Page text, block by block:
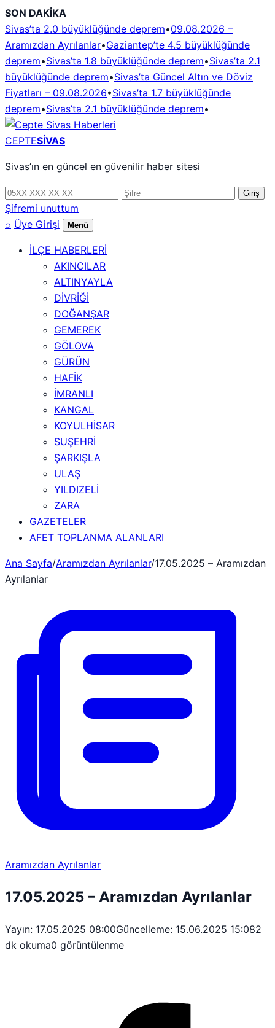
İçeriğe
geç
SON DAKİKA
Sivas’ta 2.0 büyüklüğünde deprem•09.08.2026 –
Aramızdan Ayrılanlar•Gaziantep’te 4.5 büyüklüğünde
deprem•Sivas’ta 1.8 büyüklüğünde deprem•Sivas’ta 2.1
büyüklüğünde deprem•Sivas’ta Güncel Altın ve Döviz
Fiyatları – 09.08.2026•Sivas’ta 1.7 büyüklüğünde
deprem•Sivas’ta 2.1 büyüklüğünde deprem•
CEPTESİVAS
Sivas’ın en güncel en güvenilir haber sitesi
Telefon
numarası
Şifre Giriş
Şifremi unuttum
⌕ Üye Girişi Menü
İLÇE HABERLERİ
AKINCILAR
ALTINYAYLA
DİVRİĞİ
DOĞANŞAR
GEMEREK
GÖLOVA
GÜRÜN
HAFİK
İMRANLI
KANGAL
KOYULHİSAR
SUŞEHRİ
ŞARKIŞLA
ULAŞ
YILDIZELİ
ZARA
GAZETELER
AFET TOPLANMA ALANLARI
Ana Sayfa/Aramızdan Ayrılanlar/17.05.2025 – Aramızdan
Ayrılanlar
Aramızdan Ayrılanlar
17.05.2025 – Aramızdan Ayrılanlar
Yayın: 17.05.2025 08:00Güncelleme: 15.06.2025 15:082
dk okuma0 görüntülenme